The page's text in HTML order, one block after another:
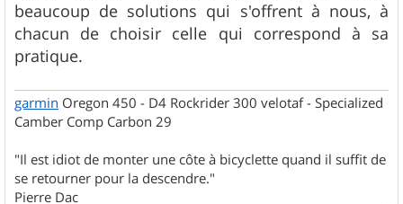
beaucoup de solutions qui s'offrent à nous, à
chacun de choisir celle qui correspond à sa
pratique.
garmin Oregon 450 - D4 Rockrider 300 velotaf - Specialized
Camber Comp Carbon 29
"Il est idiot de monter une côte à bicyclette quand il suffit de
se retourner pour la descendre."
Pierre Dac